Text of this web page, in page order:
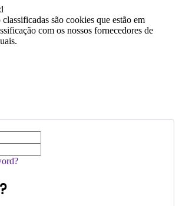
são cookies que estão em
com os nossos fornecedores de